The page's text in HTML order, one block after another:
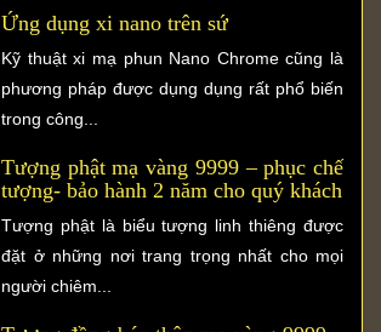
Ứng dụng xi nano trên sứ
Kỹ thuật xi mạ phun Nano Chrome cũng là
phương pháp được dụng dụng rất phổ biến
trong công...
Tượng phật mạ vàng 9999 – phục chế
tượng- bảo hành 2 năm cho quý khách
Tượng phật là biểu tượng linh thiêng được
đặt ở những nơi trang trọng nhất cho mọi
người chiêm...